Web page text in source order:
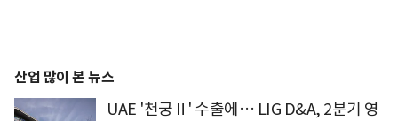
산업 많이 본 뉴스
UAE '천궁Ⅱ' 수출에… LIG D&A, 2분기 영